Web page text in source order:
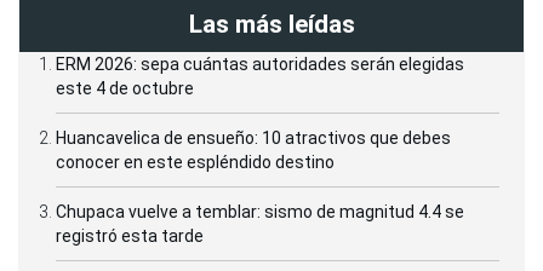
Las más leídas
ERM 2026: sepa cuántas autoridades serán elegidas
este 4 de octubre
Huancavelica de ensueño: 10 atractivos que debes
conocer en este espléndido destino
Chupaca vuelve a temblar: sismo de magnitud 4.4 se
registró esta tarde